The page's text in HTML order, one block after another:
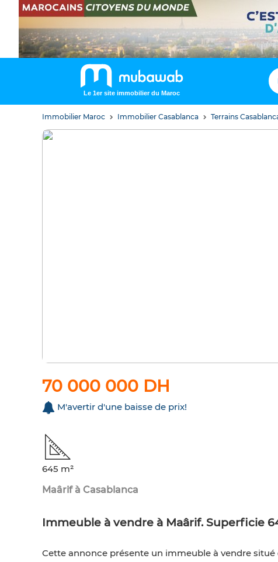
Le 1er site immobilier du Maroc
Immobilier Maroc Immobilier Casablanca Terrains
70 000 000 DH
M'avertir d'une baisse de prix!
645 m²
Maârif à Casablanca
Immeuble à vendre à Maârif. Superficie
Cette annonce présente un immeuble à vendre